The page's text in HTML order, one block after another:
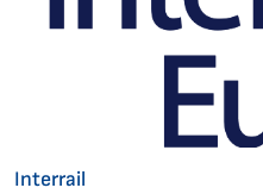
Interrail